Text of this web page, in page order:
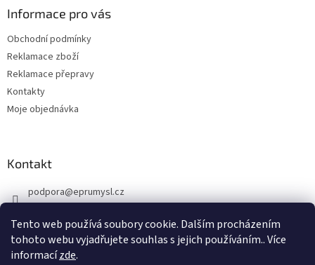
Tento web používá soubory cookie. Dalším procházením
tohoto webu vyjadřujete souhlas s jejich používáním.. Více
informacízde.
Informace pro vás
Obchodní podmínky
Reklamace zboží
Reklamace přepravy
Kontakty
Moje objednávka
Kontakt
podpora@eprumysl.cz